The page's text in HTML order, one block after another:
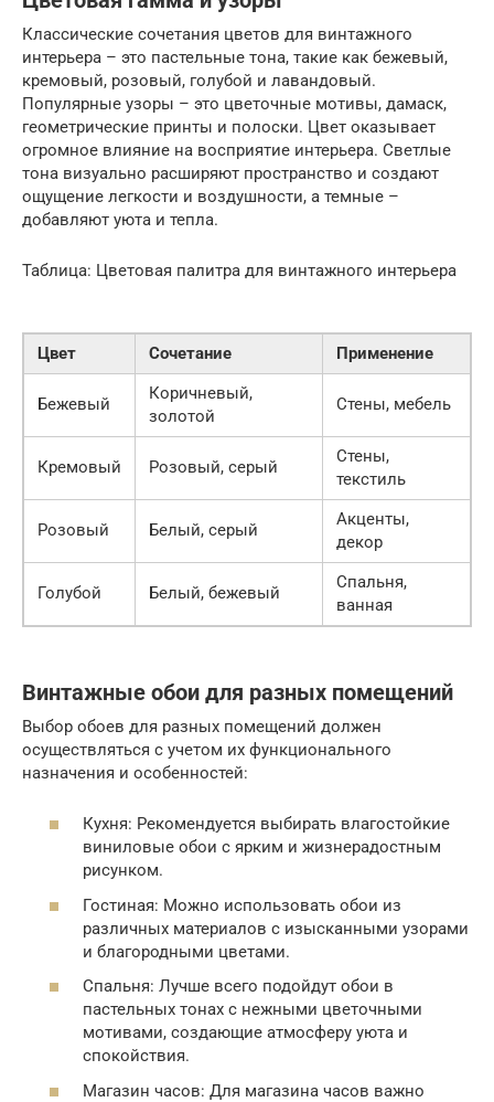
Классические сочетания цветов для винтажного
интерьера – это пастельные тона, такие как бежевый,
кремовый, розовый, голубой и лавандовый.
Популярные узоры – это цветочные мотивы, дамаск,
геометрические принты и полоски. Цвет оказывает
огромное влияние на восприятие интерьера. Светлые
тона визуально расширяют пространство и создают
ощущение легкости и воздушности, а темные –
добавляют уюта и тепла.
Таблица: Цветовая палитра для винтажного интерьера
Цвет Сочетание Применение
Бежевый
Коричневый,
золотой
Стены, мебель
Кремовый Розовый, серый
Стены,
текстиль
Розовый Белый, серый
Акценты,
декор
Голубой Белый, бежевый
Спальня,
ванная
Винтажные обои для разных помещений
Выбор обоев для разных помещений должен
осуществляться с учетом их функционального
назначения и особенностей:
Кухня: Рекомендуется выбирать влагостойкие
виниловые обои с ярким и жизнерадостным
рисунком.
Гостиная: Можно использовать обои из
различных материалов с изысканными узорами
и благородными цветами.
Спальня: Лучше всего подойдут обои в
пастельных тонах с нежными цветочными
мотивами, создающие атмосферу уюта и
спокойствия.
Магазин часов: Для магазина часов важно